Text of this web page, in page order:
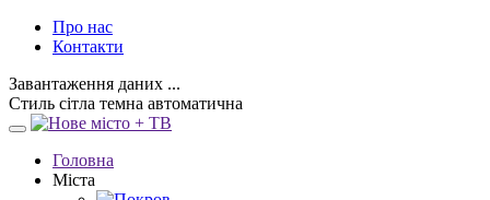
Про нас
Контакти
Завантаження даних ...
Стиль сітла темна автоматична
Головна
Міста